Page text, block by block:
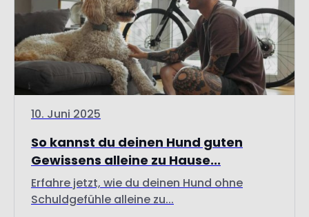
10. Juni 2025
Gewissens alleine zu Hause...
Erfahre jetzt, wie du deinen Hund ohne
Schuldgefühle alleine zu...